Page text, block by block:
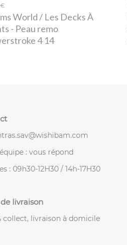
€
World / Les Decks À
- Peau remo
4 14
: vous répond
: 09h30-12H30 / 14h-17H30
livraison
collect, livraison à domicile